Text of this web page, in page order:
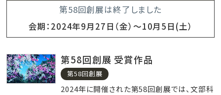
第58回創展は終了しました
会期：2024年9月27日（金）〜10月5日(土）
第58回創展 受賞作品
第58回創展
2024年に開催された第58回創展では、文部科